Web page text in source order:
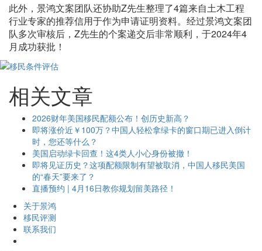
此外，景鸿文案团队还协助Z先生整理了4篇来自土木工程
行业专家的推荐信用于作为申请证明资料。经过景鸿文案团
队多次审核后，Z先生的个案递交后非常顺利，于2024年4
月成功获批！
相关文章
2026财年美国移民配额公布！创历史新高？
即将涨价近￥100万？中国人轻松拿绿卡的窗口期已进入倒计
时，您还等什么？
美国启动绿卡回查！这4类人小心身份被撤！
即将见证历史？这项配额限制有望被取消，中国人移民美国
的“春天”要来了？
直播预约 | 4月16日教你规划留美路径！
关于景鸿
移民评测
联系我们